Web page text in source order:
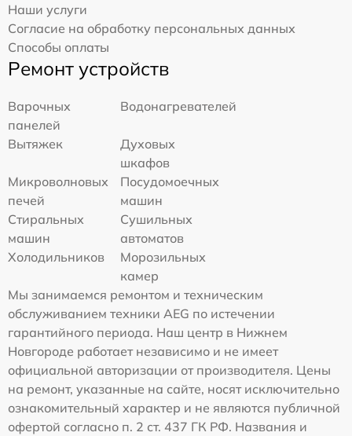
Наши услуги
Согласие на обработку персональных данных
Способы оплаты
Ремонт устройств
Варочных
панелей
Водонагревателей
Вытяжек
Духовых
шкафов
Микроволновых
печей
Посудомоечных
машин
Стиральных
машин
Сушильных
автоматов
Холодильников
Морозильных
камер
Мы занимаемся ремонтом и техническим
обслуживанием техники AEG по истечении
гарантийного периода. Наш центр в Нижнем
Новгороде работает независимо и не имеет
официальной авторизации от производителя. Цены
на ремонт, указанные на сайте, носят исключительно
ознакомительный характер и не являются публичной
офертой согласно п. 2 ст. 437 ГК РФ. Названия и